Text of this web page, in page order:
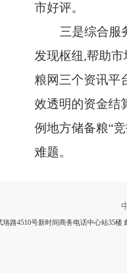
市好评。
三是综合服
发现枢纽,帮助
粮网三个资讯平
效透明的资金结
例地方储备粮“
难题。
路4510号新时间商务电话中心站35